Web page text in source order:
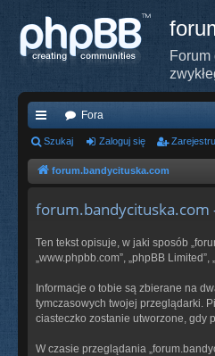
ię
ce
Fora
Szukaj Zaloguj się
forum.bandycituska.com
forum.bandycituska.com
Ten tekst opisuje, w jaki sposób
„www.phpbb.com”, „phpBB
Informacje o tobie są zbierane na
tymczasowych twojej przeglądarki.
ciasteczko zostanie utworzone, gdy
W czasie przeglądania